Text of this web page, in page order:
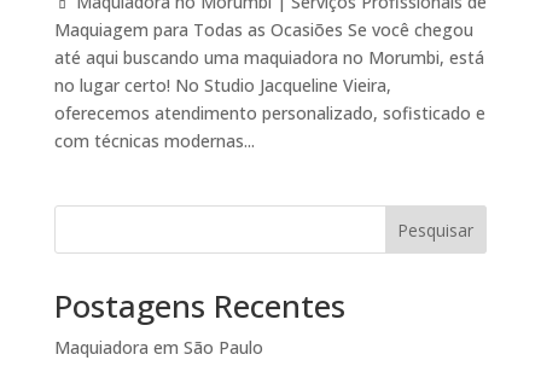
Maquiagem para Todas as Ocasiões Se você chegou
até aqui buscando uma maquiadora no Morumbi, está
no lugar certo! No Studio Jacqueline Vieira,
oferecemos atendimento personalizado, sofisticado e
com técnicas modernas...
Pesquisar
Postagens Recentes
Maquiadora em São Paulo